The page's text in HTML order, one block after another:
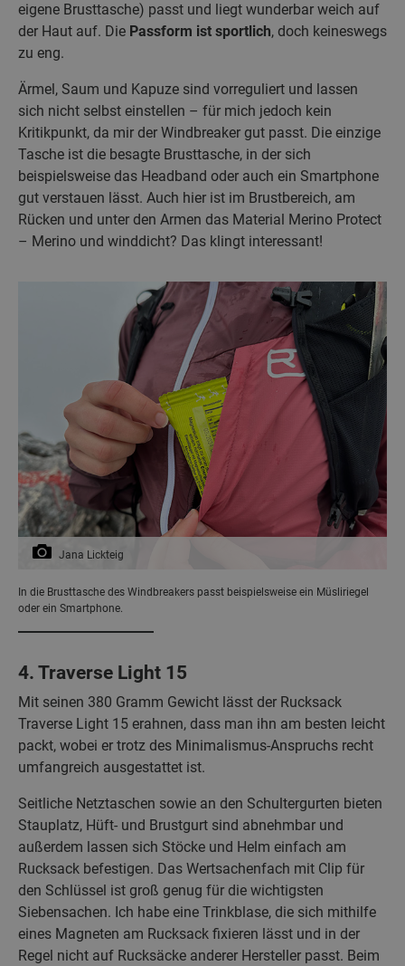
Jana Lickteig
In die Brusttasche des Windbreakers passt beispielsweise ein Müsliriegel
oder ein Smartphone.
eigene Brusttasche) passt und liegt wunderbar weich auf
der Haut auf. Die Passform ist sportlich, doch keineswegs
zu eng.
Ärmel, Saum und Kapuze sind vorreguliert und lassen
sich nicht selbst einstellen – für mich jedoch kein
Kritikpunkt, da mir der Windbreaker gut passt. Die einzige
Tasche ist die besagte Brusttasche, in der sich
beispielsweise das Headband oder auch ein Smartphone
gut verstauen lässt. Auch hier ist im Brustbereich, am
Rücken und unter den Armen das Material Merino Protect
– Merino und winddicht? Das klingt interessant!
4. Traverse Light 15
Mit seinen 380 Gramm Gewicht lässt der Rucksack
Traverse Light 15 erahnen, dass man ihn am besten leicht
packt, wobei er trotz des Minimalismus-Anspruchs recht
umfangreich ausgestattet ist.
Seitliche Netztaschen sowie an den Schultergurten bieten
Stauplatz, Hüft- und Brustgurt sind abnehmbar und
außerdem lassen sich Stöcke und Helm einfach am
Rucksack befestigen. Das Wertsachenfach mit Clip für
den Schlüssel ist groß genug für die wichtigsten
Siebensachen. Ich habe eine Trinkblase, die sich mithilfe
eines Magneten am Rucksack fixieren lässt und in der
Regel nicht auf Rucksäcke anderer Hersteller passt. Beim